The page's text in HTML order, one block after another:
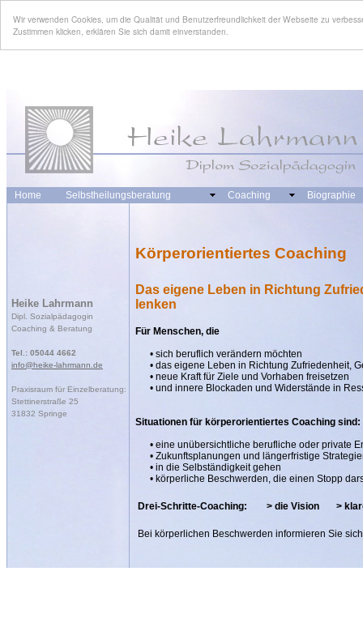
Wir verwenden Cookies, um die Qualität und Benutzerfreundlichkeit der Webseite zu
Zustimmen klicken, erklären Sie sich damit einverstanden.
Home Selbstheilungsberatung Coaching Biographie
Heike Lahrmann
Dipl. Sozialpädagogin
Coaching & Beratung
Tel.: 05044 4662
info@heike-lahrmann.de
Praxisraum für Einzelberatung:
Stettinerstraße 25
31832 Springe
Körperorientiertes Coaching
Das eigene Leben in Richtung
lenken
Für Menschen, die
• sich beruflich verändern möchten
• das eigene Leben in Richtung Zufriedenheit,
• neue Kraft für Ziele und Vorhaben freisetzen
• und innere Blockaden und Widerstände in
Situationen für körperorientiertes Coaching sind:
• eine unübersichtliche berufliche oder private
• Zukunftsplanungen und längerfristige
• in die Selbständigkeit gehen
• körperliche Beschwerden, die einen Stopp
Drei-Schritte-Coaching: > die Vision >
Bei körperlichen Beschwerden informieren Sie